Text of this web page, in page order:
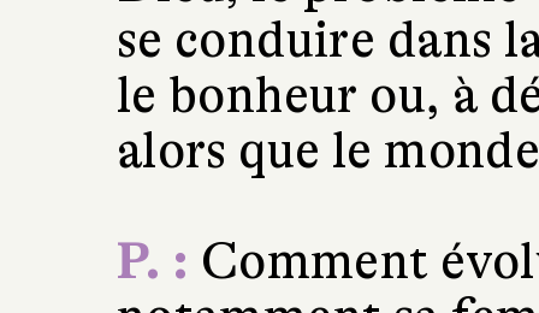
se conduire dans
le bonheur ou, à
alors que le
P. : Comment